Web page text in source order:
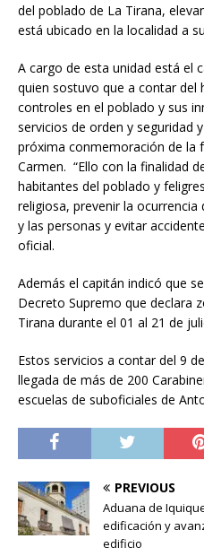
del poblado de La Tirana,
está ubicado en la localidad a
A cargo de esta unidad está el
quien sostuvo que a contar del
controles en el poblado y sus
servicios de orden y seguridad
próxima conmemoración de la
Carmen. “Ello con la finalidad
habitantes del poblado y
religiosa, prevenir la
y las personas y evitar
oficial.
Además el capitán indicó que
Decreto Supremo que declara
Tirana durante el 01 al 21 de
Estos servicios a contar del 9
llegada de más de 200
escuelas de suboficiales de
PREVIOUS
Aduana de
edificación y
edificio